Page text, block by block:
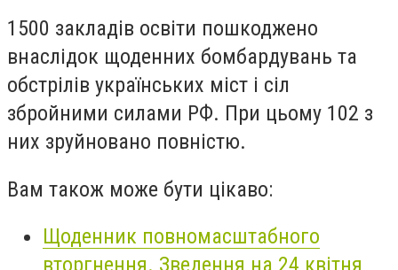
1500 закладів освіти пошкоджено
внаслідок щоденних бомбардувань та
обстрілів українських міст і сіл
збройними силами РФ. При цьому 102 з
них зруйновано повністю.
Вам також може бути цікаво:
Щоденник повномасштабного
вторгнення. Зведення на 24 квітня